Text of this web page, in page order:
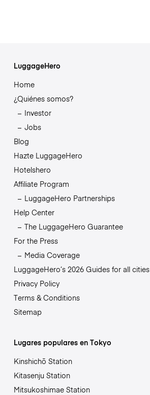
LuggageHero
Home
¿Quiénes somos?
Investor
Jobs
Blog
Hazte LuggageHero
Hotelshero
Affiliate Program
LuggageHero Partnerships
Help Center
The LuggageHero Guarantee
For the Press
Media Coverage
LuggageHero’s 2026 Guides for all cities
Privacy Policy
Terms & Conditions
Sitemap
Lugares populares en Tokyo
Kinshichō Station
Kitasenju Station
Mitsukoshimae Station